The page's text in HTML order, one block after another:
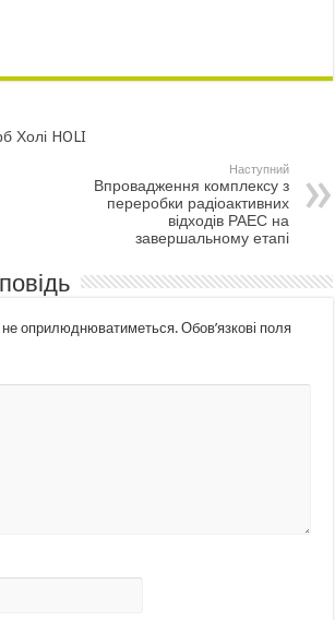
Холі HOLI
Наступний
Впровадження комплексу з
переробки радіоактивних
відходів РАЕС на
завершальному етапі
оприлюднюватиметься. Обов’язкові поля